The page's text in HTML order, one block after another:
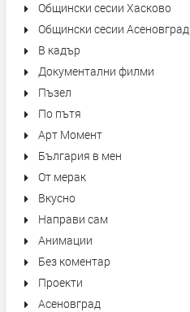
Общински сесии Хасково
Общински сесии Асеновград
В кадър
Документални филми
Пъзел
По пътя
Арт Момент
България в мен
От мерак
Вкусно
Направи сам
Анимации
Без коментар
Проекти
Асеновград